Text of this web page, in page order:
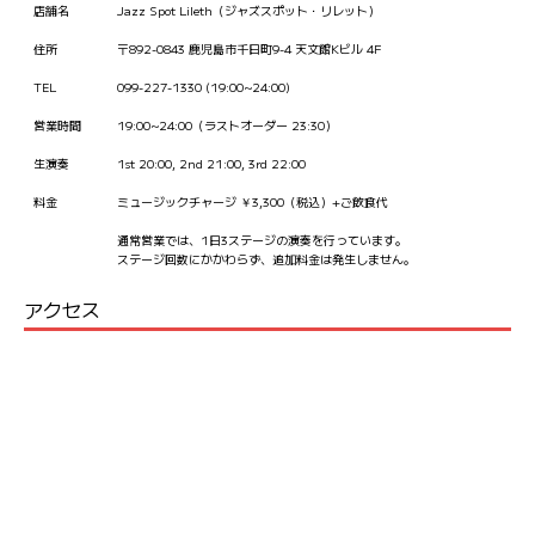
店舗名 Jazz Spot Lileth（ジャズスポット・リレット）
住所 〒892-0843 鹿児島市千日町9-4 天文館Kビル 4F
TEL 099-227-1330 (19:00~24:00)
営業時間 19:00~24:00（ラストオーダー 23:30）
生演奏 1st 20:00, 2nd 21:00, 3rd 22:00
料金 ミュージックチャージ ￥3,300（税込）+ご飲食代
通常営業では、1日3ステージの演奏を行っています。
ステージ回数にかかわらず、追加料金は発生しません。
アクセス